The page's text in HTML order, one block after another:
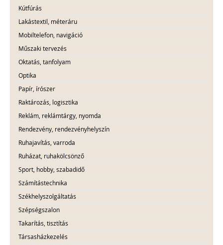
Kútfúrás
Lakástextil, méteráru
Mobiltelefon, navigáció
Műszaki tervezés
Oktatás, tanfolyam
Optika
Papír, írószer
Raktározás, logisztika
Reklám, reklámtárgy, nyomda
Rendezvény, rendezvényhelyszín
Ruhajavítás, varroda
Ruházat, ruhakölcsönző
Sport, hobby, szabadidő
Számítástechnika
Székhelyszolgáltatás
Szépségszalon
Takarítás, tisztítás
Társasházkezelés